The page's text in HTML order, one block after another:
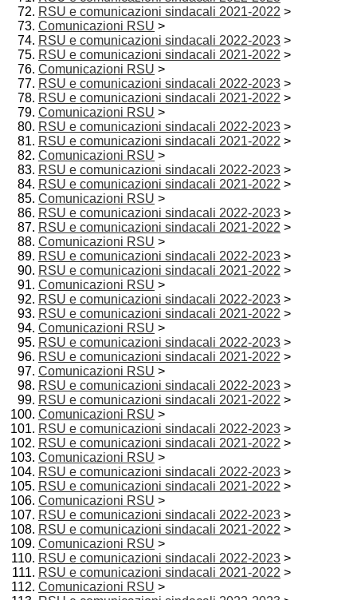
RSU e comunicazioni sindacali 2021-2022 >
Comunicazioni RSU >
RSU e comunicazioni sindacali 2022-2023 >
RSU e comunicazioni sindacali 2021-2022 >
Comunicazioni RSU >
RSU e comunicazioni sindacali 2022-2023 >
RSU e comunicazioni sindacali 2021-2022 >
Comunicazioni RSU >
RSU e comunicazioni sindacali 2022-2023 >
RSU e comunicazioni sindacali 2021-2022 >
Comunicazioni RSU >
RSU e comunicazioni sindacali 2022-2023 >
RSU e comunicazioni sindacali 2021-2022 >
Comunicazioni RSU >
RSU e comunicazioni sindacali 2022-2023 >
RSU e comunicazioni sindacali 2021-2022 >
Comunicazioni RSU >
RSU e comunicazioni sindacali 2022-2023 >
RSU e comunicazioni sindacali 2021-2022 >
Comunicazioni RSU >
RSU e comunicazioni sindacali 2022-2023 >
RSU e comunicazioni sindacali 2021-2022 >
Comunicazioni RSU >
RSU e comunicazioni sindacali 2022-2023 >
RSU e comunicazioni sindacali 2021-2022 >
Comunicazioni RSU >
RSU e comunicazioni sindacali 2022-2023 >
RSU e comunicazioni sindacali 2021-2022 >
Comunicazioni RSU >
RSU e comunicazioni sindacali 2022-2023 >
RSU e comunicazioni sindacali 2021-2022 >
Comunicazioni RSU >
RSU e comunicazioni sindacali 2022-2023 >
RSU e comunicazioni sindacali 2021-2022 >
Comunicazioni RSU >
RSU e comunicazioni sindacali 2022-2023 >
RSU e comunicazioni sindacali 2021-2022 >
Comunicazioni RSU >
RSU e comunicazioni sindacali 2022-2023 >
RSU e comunicazioni sindacali 2021-2022 >
Comunicazioni RSU >